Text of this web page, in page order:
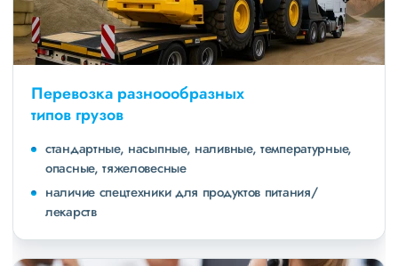
Перевозка разноообразных
типов грузов
стандартные, насыпные, наливные, температурные,
опасные, тяжеловесные
наличие спецтехники для продуктов питания/
лекарств